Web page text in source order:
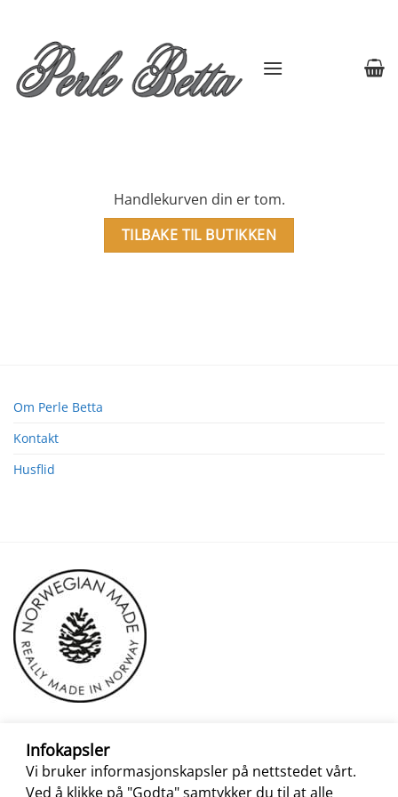
Infokapsler
Vi bruker informasjonskapsler på nettstedet vårt.
Ved å klikke på "Godta" samtykker du til at alle
content
Handlekurven din er tom.
TILBAKE TIL BUTIKKEN
Om Perle Betta
Kontakt
Husflid